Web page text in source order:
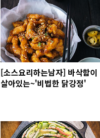
[소스요리하는남자] 바삭함이
살아있는~'비법한 닭강정'